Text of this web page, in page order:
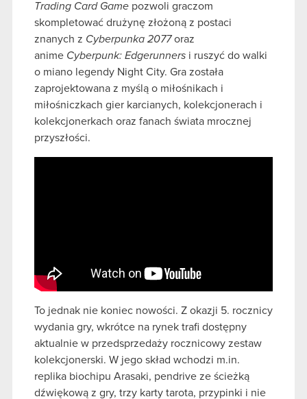
Trading Card Game pozwoli graczom
skompletować drużynę złożoną z postaci
znanych z Cyberpunka 2077oraz
anime Cyberpunk: Edgerunners i ruszyć do walki
o miano legendy Night City. Gra została
zaprojektowana z myślą o miłośnikach i
miłośniczkach gier karcianych, kolekcjonerach i
kolekcjonerkach oraz fanach świata mrocznej
przyszłości.
To jednak nie koniec nowości. Z okazji 5. rocznicy
wydania gry, wkrótce na rynek trafi dostępny
aktualnie w przedsprzedaży rocznicowy zestaw
kolekcjonerski. W jego skład wchodzi m.in.
replika biochipu Arasaki, pendrive ze ścieżką
dźwiękową z gry, trzy karty tarota, przypinki i nie